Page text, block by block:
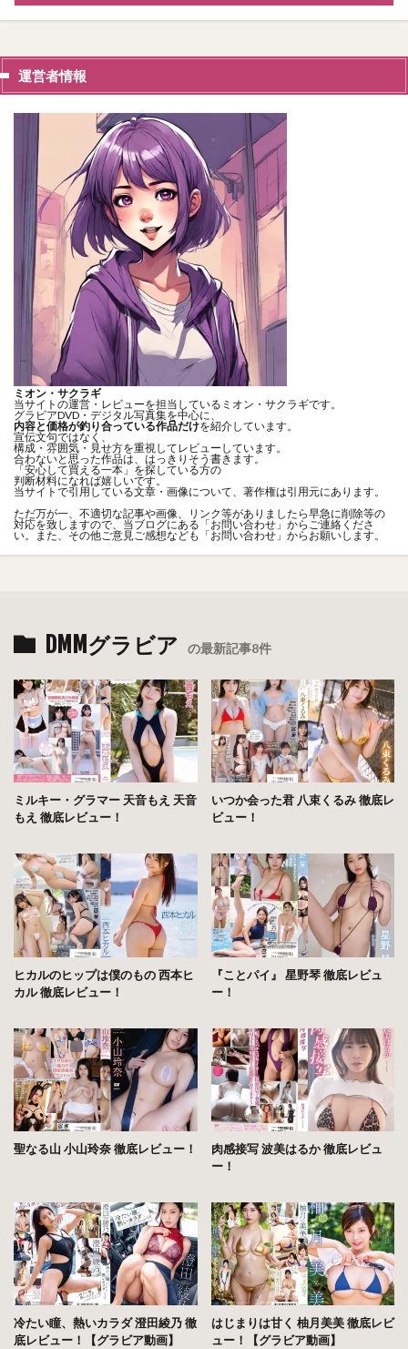
運営者情報
ミオン・サクラギ
当サイトの運営・レビューを担当しているミオン・サクラギです。
グラビアDVD・デジタル写真集を中心に、
内容と価格が釣り合っている作品だけを紹介しています。
宣伝文句ではなく、
構成・雰囲気・見せ方を重視してレビューしています。
合わないと思った作品は、はっきりそう書きます。
「安心して買える一本」を探している方の
判断材料になれば嬉しいです。
当サイトで引用している文章・画像について、著作権は引用元にあります。
ただ万が一、不適切な記事や画像、リンク等がありましたら早急に削除等の
対応を致しますので、当ブログにある「お問い合わせ 」からご連絡くださ
い。また、その他ご意見ご感想なども「お問い合わせ 」からお願いします。
DMMグラビア の最新記事8件
ミルキー・グラマー 天音もえ 天音
もえ 徹底レビュー！
いつか会った君 八束くるみ 徹底レ
ビュー！
ヒカルのヒップは僕のもの 西本ヒ
カル 徹底レビュー！
『ことパイ』 星野琴 徹底レビュ
ー！
聖なる山 小山玲奈 徹底レビュー！
肉感接写 波美はるか 徹底レビュ
ー！
冷たい瞳、熱いカラダ 澄田綾乃 徹
底レビュー！【グラビア動画】
はじまりは甘く 柚月美美 徹底レビ
ュー！【グラビア動画】